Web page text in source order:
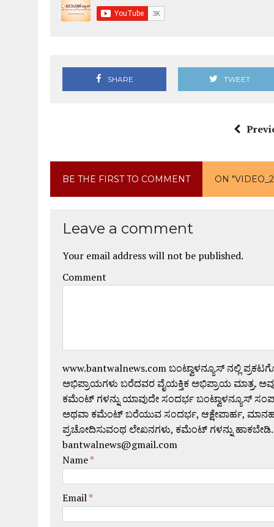
SHARE TWEET
BE THE FIRST TO COMMENT ON
Leave a comment
Your email address will not be published.
Comment
www.bantwalnews.com ಬಂಟ್ವಾಳನ್ಯೂಸ್ ನಲ್ಲಿ
ಅಭಿಪ್ರಾಯಗಳು ಬರೆದವರ ವೈಯಕ್ತಿಕ ಅಭಿಪ್ರಾಯ ಮಾತ್ರ.
ಕಮೆಂಟ್ ಗಳನ್ನು ಯಾವುದೇ ಸಂದರ್ಭ ಬಂಟ್ವಾಳನ್ಯೂಸ್
ಅಥವಾ ಕಮೆಂಟ್ ಬರೆಯುವ ಸಂದರ್ಭ, ಆಕ್ಷೇಪಾರ್ಹ,
ಪ್ರಚೋದಿಸುವಂಥ ಲೇಖನಗಳು, ಕಮೆಂಟ್ ಗಳನ್ನು
bantwalnews@gmail.com
Name*
Email*